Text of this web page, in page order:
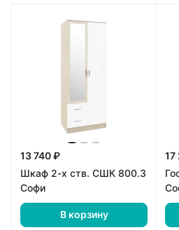
13 740 ₽
Шкаф 2-х ств. СШК 800.3
Софи
В корзину
17